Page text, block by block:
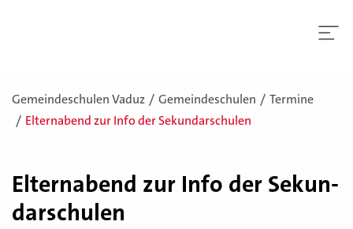
Gemeindeschulen Vaduz Gemeindeschulen
Termine
Elternabend zur Info der Sekundarschulen
El­tern­abend zur Info der Se­kun­
dar­schu­len